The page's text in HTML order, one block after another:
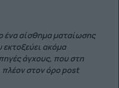
ένα αίσθημα ματαίωσης
ακόμα
άγχους, που στη
στον όρο post